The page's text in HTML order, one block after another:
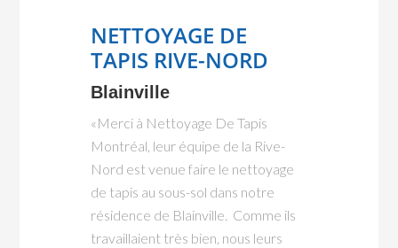
NETTOYAGE DE
TAPIS RIVE-NORD
Blainville
«Merci à Nettoyage De Tapis
Montréal, leur équipe de la Rive-
Nord est venue faire le nettoyage
de tapis au sous-sol dans notre
résidence de Blainville. Comme ils
travaillaient très bien, nous leurs